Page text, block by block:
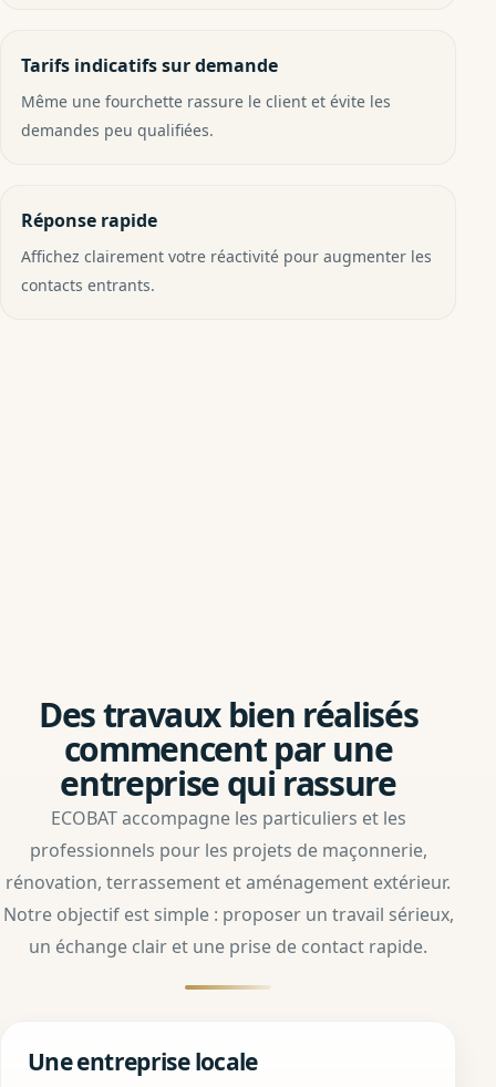
Tarifs indicatifs sur demande
Même une fourchette rassure le client et évite les
demandes peu qualifiées.
Réponse rapide
Affichez clairement votre réactivité pour augmenter les
contacts entrants.
Des travaux bien réalisés
commencent par une
entreprise qui rassure
ECOBAT accompagne les particuliers et les
professionnels pour les projets de maçonnerie,
rénovation, terrassement et aménagement extérieur.
Notre objectif est simple : proposer un travail sérieux,
un échange clair et une prise de contact rapide.
Une entreprise locale